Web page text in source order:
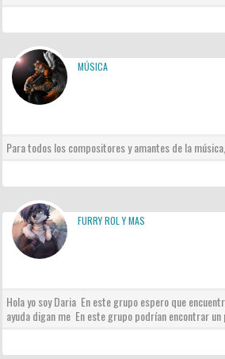
MÚSICA
Para todos los compositores y amantes de la
FURRY ROL Y MAS
Hola yo soy Daria En este grupo espero que
ayuda digan me En este grupo podrían encontrar un